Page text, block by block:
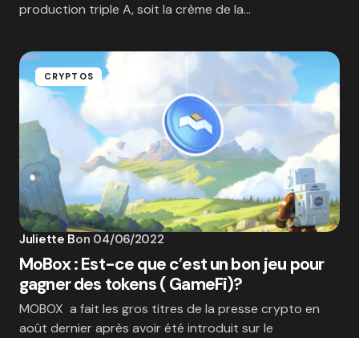
production triple A, soit la crème de la…
CRYPTOS
Juliette Bon 04/06/2022
MoBox : Est-ce que c’est un bon jeu pour
gagner des tokens ( GameFi)?
MOBOX a fait les gros titres de la presse crypto en
août dernier après avoir été introduit sur le